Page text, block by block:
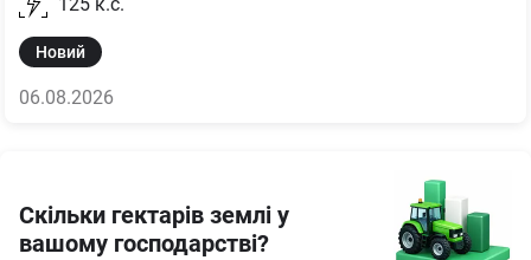
Новий
06.08.2026
Скільки гектарів землі у
вашому господарстві?